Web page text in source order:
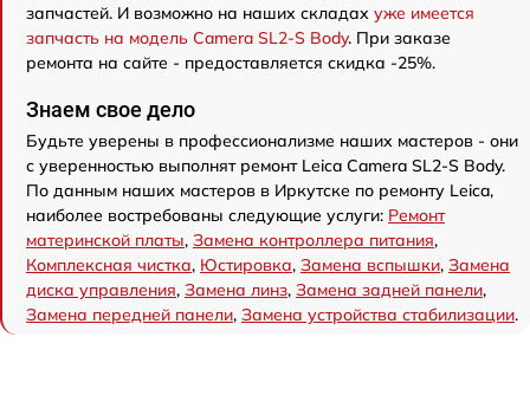
запчастей. И возможно на наших складах уже имеется
запчасть на модель Camera SL2-S Body. При заказе
ремонта на сайте - предоставляется скидка -25%.
Знаем свое дело
Будьте уверены в профессионализме наших мастеров - они
с уверенностью выполнят ремонт Leica Camera SL2-S Body.
По данным наших мастеров в Иркутске по ремонту Leica,
наиболее востребованы следующие услуги: Ремонт
материнской платы, Замена контроллера питания,
Комплексная чистка, Юстировка, Замена вспышки, Замена
диска управления, Замена линз, Замена задней панели,
Замена передней панели, Замена устройства стабилизации.